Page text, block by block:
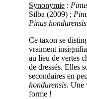
Synonymie :
Silba (2009) ;
Pinus hondurensis
Ce taxon se
vraiment
au lieu de vertes
de dressés. Elles
secondaires en
hondurensis. Une
forme !